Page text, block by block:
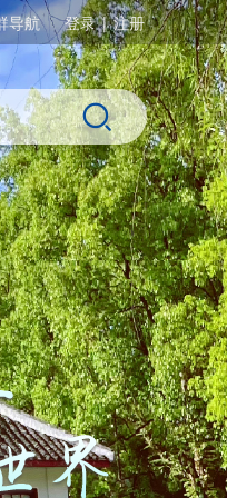
导航 登录|注册